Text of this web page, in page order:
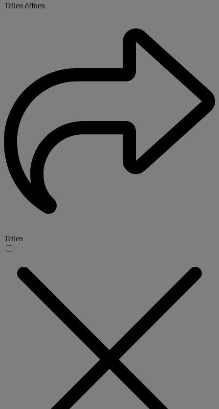
Teilen öffnen
Teilen